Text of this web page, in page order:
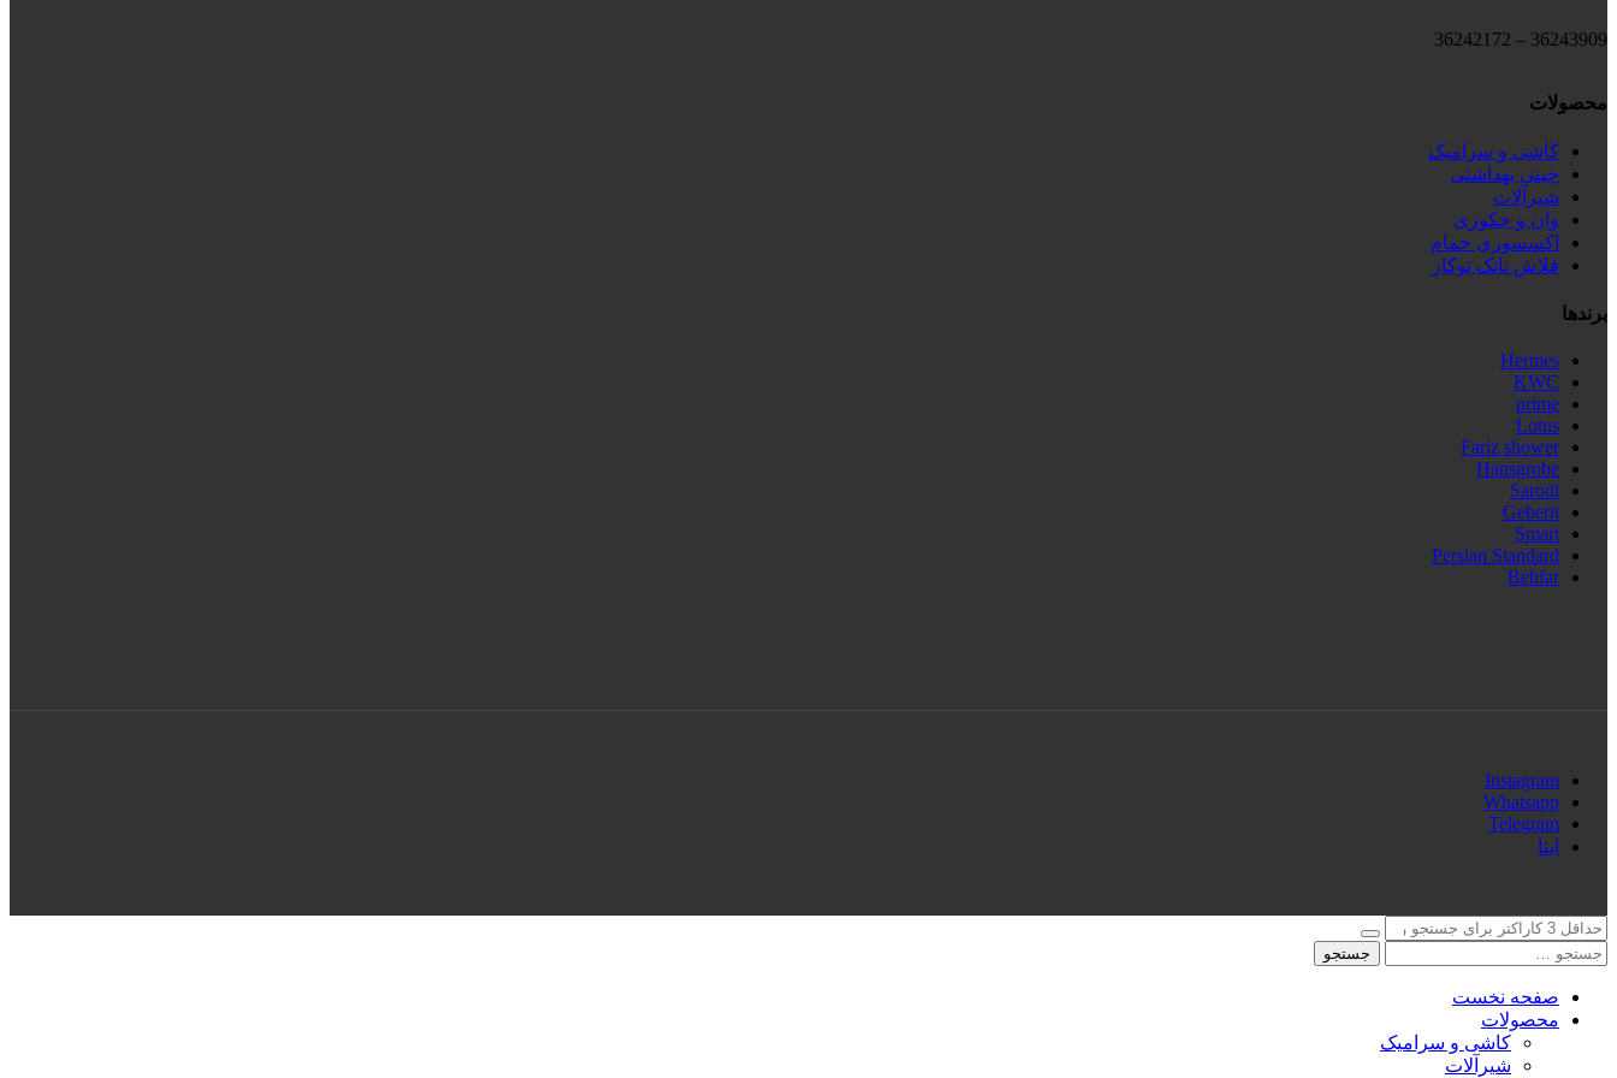
36243909 – 36242172
محصولات
کاشی و سرامیک
چینی بهداشتی
شیرآلات
وان و جکوزی
اکسسوری حمام
فلاش تانک توکار
برندها
Hermes
KWC
prime
Lotus
Fariz shower
Hansgrobe
Sarodi
Geberit
Smart
Persian Standard
Behfar
Instagram
Whatsapp
Telegram
ایتا
جستجو
صفحه نخست
محصولات
کاشی و سرامیک
شیرآلات